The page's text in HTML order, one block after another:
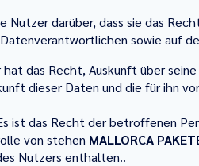
Nutzer darüber, dass sie das
sowie auf
hat das Recht, Auskunft über
dieser Daten und die für ihn
ist das Recht der betroffenen
von stehen MALLORCA
Nutzers enthalten..